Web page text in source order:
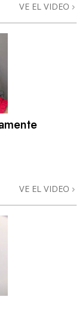
VE EL VIDEO
VE EL VIDEO